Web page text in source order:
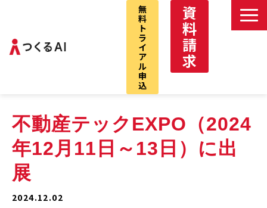
無
料
ト
ラ
イ
ア
ル
申
込
資
料
請
求
デべNAVI
VCプロ
不動産テックEXPO（2024
年12月11日～13日）に出
展
2024.12.02